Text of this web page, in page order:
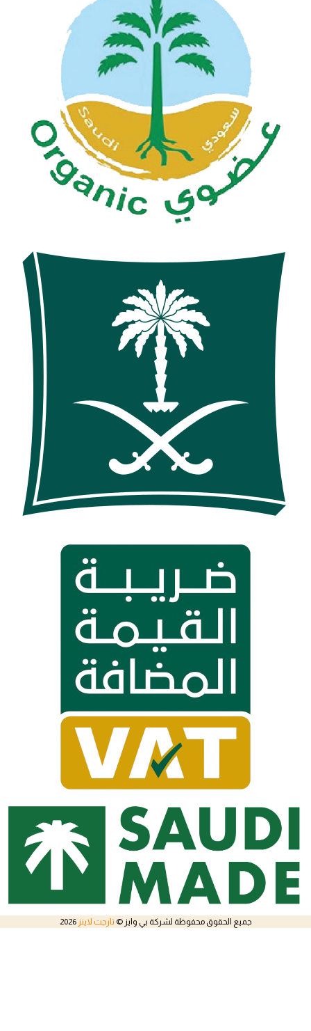
جميع الحقوق محفوظة لشركة بي وايز ©تارجت لاينز2026